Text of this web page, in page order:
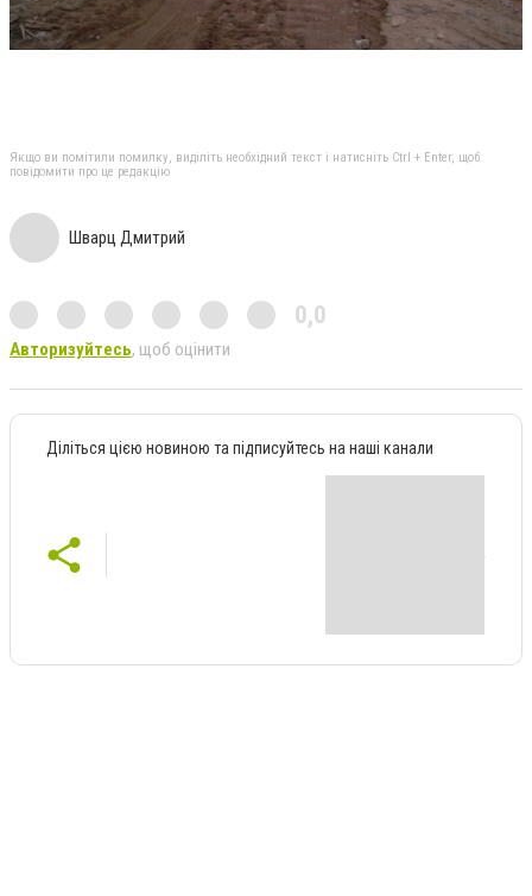
Якщо ви помітили помилку, виділіть необхідний текст і натисніть Ctrl + Enter, щоб
повідомити про це редакцію
Шварц Дмитрий
0,0
Авторизуйтесь, щоб оцінити
Діліться цією новиною та підписуйтесь на наші канали